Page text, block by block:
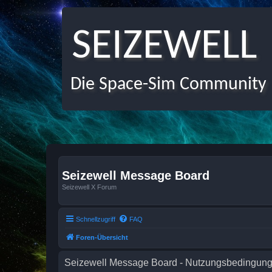
SEIZEWELL
Die Space-Sim Community
Seizewell Message Board
Seizewell X Forum
Schnellzugriff FAQ
Foren-Übersicht
Seizewell Message Board -